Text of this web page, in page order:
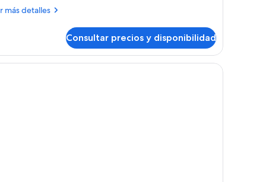
más detalles
Consultar precios y disponibilidad